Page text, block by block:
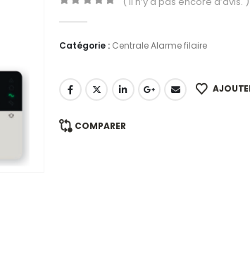
Catégorie : Centrale Alarme filaire
COMPARER